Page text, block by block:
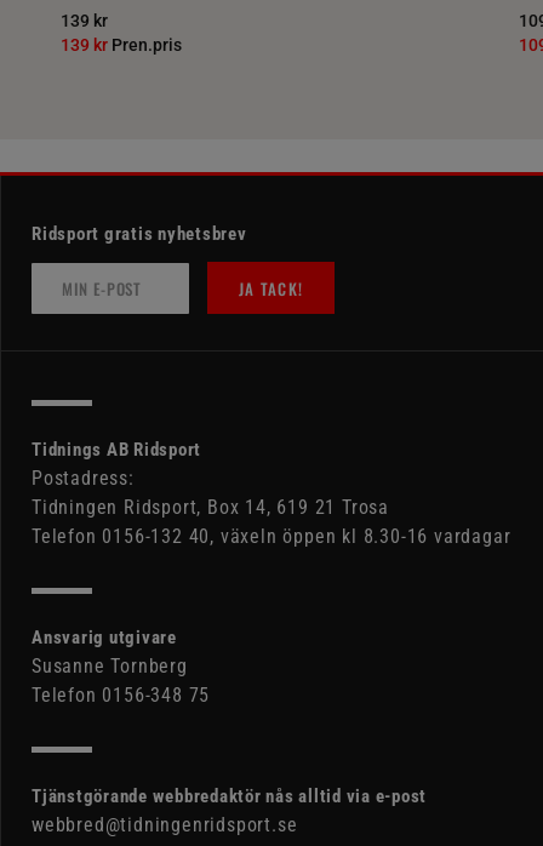
139 kr
139 kr Pren.pris
Ridsport gratis nyhetsbrev
JA TACK!
Tidnings AB Ridsport
Postadress:
Tidningen Ridsport, Box 14, 619 21 Trosa
Telefon 0156-132 40, växeln öppen kl 8.30-16 vardagar
Ansvarig utgivare
Susanne Tornberg
Telefon 0156-348 75
Tjänstgörande webbredaktör nås alltid via e-post
webbred@tidningenridsport.se